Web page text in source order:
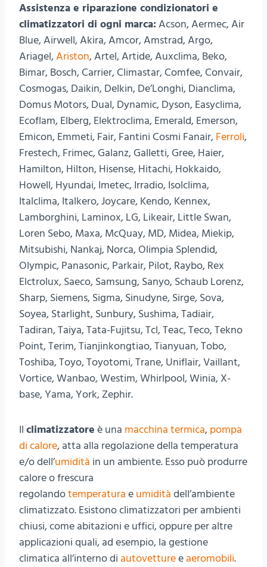
Assistenza e riparazione condizionatori e
climatizzatori di ogni marca: Acson, Aermec, Air
Blue, Airwell, Akira, Amcor, Amstrad, Argo,
Ariagel,Ariston, Artel, Artide, Auxclima, Beko,
Bimar, Bosch, Carrier, Climastar, Comfee, Convair,
Cosmogas, Daikin, Delkin, De’Longhi, Dianclima,
Domus Motors, Dual, Dynamic, Dyson, Easyclima,
Ecoflam, Elberg, Elektroclima, Emerald, Emerson,
Emicon, Emmeti, Fair, Fantini Cosmi Fanair, Ferroli,
Frestech, Frimec, Galanz, Galletti, Gree, Haier,
Hamilton, Hilton, Hisense, Hitachi, Hokkaido,
Howell, Hyundai, Imetec, Irradio, Isolclima,
Italclima, Italkero, Joycare, Kendo, Kennex,
Lamborghini, Laminox, LG, Likeair, Little Swan,
Loren Sebo, Maxa, McQuay, MD, Midea, Miekip,
Mitsubishi, Nankaj, Norca, Olimpia Splendid,
Olympic, Panasonic, Parkair, Pilot, Raybo, Rex
Elctrolux, Saeco, Samsung, Sanyo, Schaub Lorenz,
Sharp, Siemens, Sigma, Sinudyne, Sirge, Sova,
Soyea, Starlight, Sunbury, Sushima, Tadiair,
Tadiran, Taiya, Tata-Fujitsu, Tcl, Teac, Teco, Tekno
Point, Terim, Tianjinkongtiao, Tianyuan, Tobo,
Toshiba, Toyo, Toyotomi, Trane, Uniflair, Vaillant,
Vortice, Wanbao, Westim, Whirlpool, Winia, X-
base, Yama, York, Zephir.
Il climatizzatore è una macchina termica, pompa
di calore, atta alla regolazione della temperatura
e/o dell’umidità in un ambiente. Esso può produrre
calore o frescura
regolandotemperatura e umidità dell’ambiente
climatizzato. Esistono climatizzatori per ambienti
chiusi, come abitazioni e uffici, oppure per altre
applicazioni quali, ad esempio, la gestione
climatica all’interno di autovettureeaeromobili.